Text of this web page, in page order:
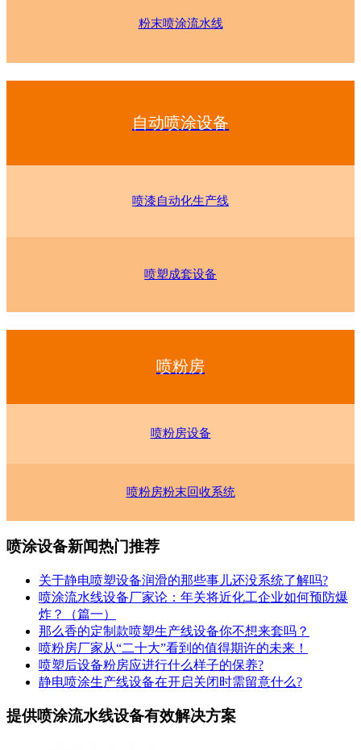
粉末喷涂流水线
自动喷涂设备
喷漆自动化生产线
喷塑成套设备
喷粉房
喷粉房设备
喷粉房粉末回收系统
喷涂设备新闻热门推荐
关于静电喷塑设备润滑的那些事儿还没系统了解吗?
喷涂流水线设备厂家论：年关将近化工企业如何预防爆
炸？（篇一）
那么香的定制款喷塑生产线设备你不想来套吗？
喷粉房厂家从“二十大”看到的值得期许的未来！
喷塑后设备粉房应进行什么样子的保养?
静电喷涂生产线设备在开启关闭时需留意什么?
提供喷涂流水线设备有效解决方案